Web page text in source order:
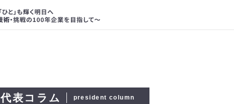
代表コラム president column